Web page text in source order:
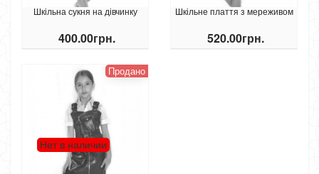
Шкільна сукня на дівчинку
400.00грн.
Шкільне плаття з мереживом
520.00грн.
Продано
Нет в наличии